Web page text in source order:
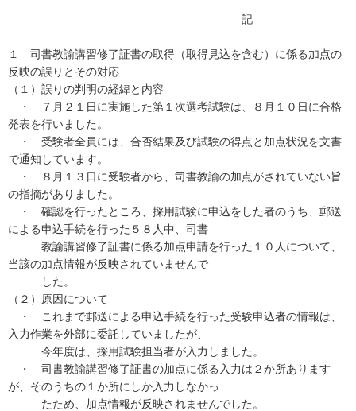
記
１ 司書教諭講習修了証書の取得（取得見込を含む）に係る加点の
反映の誤りとその対応
（１）誤りの判明の経緯と内容
・ ７月２１日に実施した第１次選考試験は、８月１０日に合格
発表を行いました。
・ 受験者全員には、合否結果及び試験の得点と加点状況を文書
で通知しています。
・ ８月１３日に受験者から、司書教諭の加点がされていない旨
の指摘がありました。
・ 確認を行ったところ、採用試験に申込をした者のうち、郵送
による申込手続を行った５８人中、司書
教諭講習修了証書に係る加点申請を行った１０人について、
当該の加点情報が反映されていませんで
した。
（２）原因について
・ これまで郵送による申込手続を行った受験申込者の情報は、
入力作業を外部に委託していましたが、
今年度は、採用試験担当者が入力しました。
・ 司書教諭講習修了証書の加点に係る入力は２か所あります
が、そのうちの１か所にしか入力しなかっ
たため、加点情報が反映されませんでした。